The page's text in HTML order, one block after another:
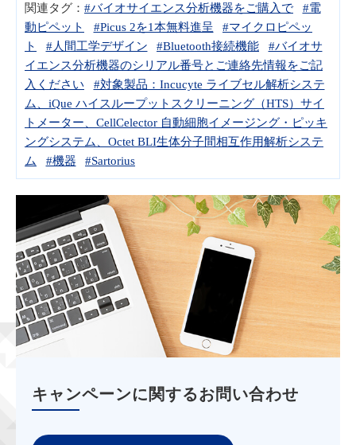
関連タグ： #バイオサイエンス分析機器をご購入で
#電
動ピペット
#Picus 2を1本無料進呈
#マイクロピペッ
ト
#人間工学デザイン #Bluetooth接続機能
#バイオサ
イエンス分析機器のシリアル番号とご連絡先情報をご記
入ください
#対象製品：Incucyte ライブセル解析システ
ム、iQue ハイスループットスクリーニング（HTS）サイ
トメーター、CellCelector 自動細胞イメージング・ピッキ
ングシステム、Octet BLI生体分子間相互作用解析システ
ム
#機器 #Sartorius
キャンペーンに関するお問い合わせ